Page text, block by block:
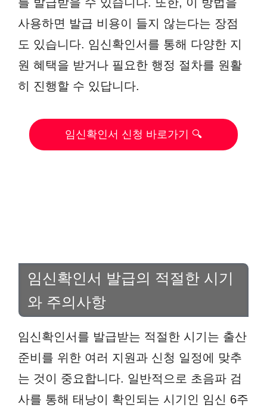
사용하면 발급 비용이 들지 않는다는 장점
도 있습니다. 임신확인서를 통해 다양한 지
원 혜택을 받거나 필요한 행정 절차를 원활
히 진행할 수 있답니다.
임신확인서 신청 바로가기 🔍
임신확인서 발급의 적절한 시기
와 주의사항
임신확인서를 발급받는 적절한 시기는 출산
준비를 위한 여러 지원과 신청 일정에 맞추
는 것이 중요합니다. 일반적으로 초음파 검
사를 통해 태낭이 확인되는 시기인 임신 6주